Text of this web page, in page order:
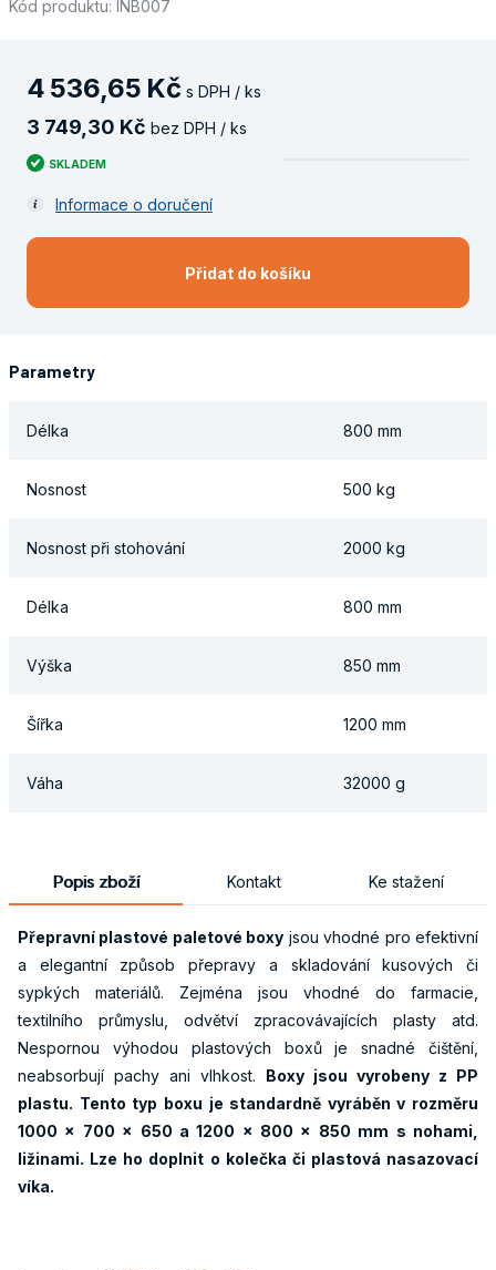
Kód produktu: INB007
4 536,65 Kč s DPH / ks
3 749 30 Kč bez DPH / ks
SKLADEM
Informace o doručení
Přidat do košíku
Parametry
Délka 800 mm
Nosnost 500 kg
Nosnost při stohování 2000 kg
Délka 800 mm
Výška 850 mm
Šířka 1200 mm
Váha 32000 g
Popis zboží Kontakt Ke stažení
Přepravní plastové paletové boxy jsou vhodné pro efektivní
a elegantní způsob přepravy a skladování kusových či
sypkých materiálů. Zejména jsou vhodné do farmacie,
textilního průmyslu, odvětví zpracovávajících plasty atd.
Nespornou výhodou plastových boxů je snadné čištění,
neabsorbují pachy ani vlhkost. Boxy jsou vyrobeny z PP
plastu. Tento typ boxu je standardně vyráběn v rozměru
1000 x 700 x 650 a 1200 x 800 x 850 mm s nohami,
ližinami. Lze ho doplnit o kolečka či plastová nasazovací
víka.